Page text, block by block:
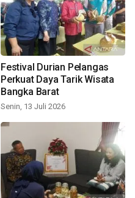
Festival Durian Pelangas
Perkuat Daya Tarik Wisata
Bangka Barat
Senin, 13 Juli 2026